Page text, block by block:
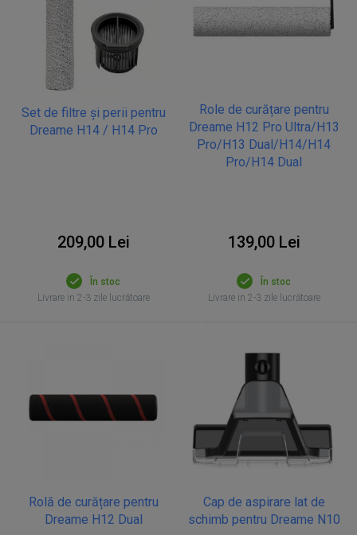
Set de filtre și perii pentru
Dreame H14 / H14 Pro
209,00 Lei
În stoc
Livrare in 2-3 zile lucrătoare
Role de curățare pentru
Dreame H12 Pro Ultra/H13
Pro/H13 Dual/H14/H14
Pro/H14 Dual
139,00 Lei
În stoc
Livrare in 2-3 zile lucrătoare
Rolă de curățare pentru
Dreame H12 Dual
Cap de aspirare lat de
schimb pentru Dreame N10